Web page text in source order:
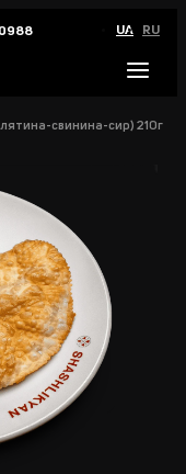
UA RU
свинина-сир) 210г